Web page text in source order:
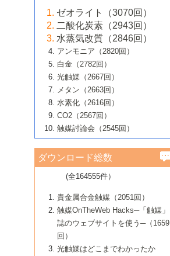
大学：オンライン・対面開催）
6号 メタン転換技術の最新動向
B号 第125回触媒討論会（2020年・工学
院大学）
5号 固体触媒による含窒素有機化合物変
換の最前線
6号 貴金属使用量低減に向けた自動車排
ガス浄化触媒の開発
B号 第123回触媒討論会（2019年・大阪
B号 第121回触媒討論会（2018年・東京
大学）
5号 水素のふるまいを解き明かす最先端
研究
6号 低級アルカンの有効利用のための触
媒技術
B号 第119回触媒討論会（2017年・首都
大学東京）
媒技術
3号 触媒研究の最先端～とびたて若き研究
者たち～（1）
4号 触媒研究の最先端～とびたて若き研究
者たち～（2）
5号 触媒研究の最先端～とびたて若き研究
者たち～（3）
6号 イオニクス材料と燃料電池・電解合成
の最新の研究動向
B号 第117回触媒討論会（2016年・大阪府
立大学）
2号 石油精製用触媒の最近の進展
3号 固体酸化物形燃料電池（SOFC）におけ
るアノード触媒上での燃料直接改質技術
4号 コアシェル構造の制御による触媒機能
5号 工業触媒およびその周辺技術の最近の
進歩
6号 ナノシート
B号 第115回触媒討論会（2015年・成蹊大
2号 光触媒反応機構に関する最新の研究動
向
開発動向
4号 人工光合成に向けた近年のアプローチ
5号 未利用熱エネルギーの有効活用に貢献
する触媒技術
6号 ポリオキソメタレート
B号 第113回触媒討論会（2014年・ロワジ
ールホテル豊橋）
1号 高耐久性燃料電池システム用触媒にお
ける新展開
2号 リビングラジカル重合の最近の動向
3号 天然ガスの化学工業的展開に関する触
媒技術
4号 貴金属触媒の精密構造制御とその活用
5号 バイオマス化成品製造のための固体触
6号 ナノ空間─吸着状態解析から新機能開拓
B号 第111回触媒討論会（2013年・関西大
▼54巻（2012年）
1号 規則性多孔体の利用技術における最近
の進歩
2号 第109回触媒討論会
3号 貴金属低減技術の最新動向
4号 貴金属代替技術の最新動向
5号 光触媒による物質変換反応の新展開
6号 グラフェン
7号 水素を利用する化成品合成の新潮流
▼53巻（2011年）
1号 金属学から見る合金触媒の新展開
2号 第107回触媒討論会
3号 触媒のその場観察法の進歩（１）
4号 触媒のその場観察法の進歩（２）
5号 不活性結合の触媒的活性化による有機
合成
6号 新しい固体酸触媒技術
7号 ゼオライト合成における最近の進歩
▼52巻（2010年）
1号 触媒の劣化対策と長寿命触媒開発
2号 第105回触媒討論会
3号 ナノ構造が拓く新機能
4号 活性サイトおよびその環境の精密な設
計による触媒の高機能化
5号 触媒を有効に使うための技術
7号 有機分子触媒による精密有機合成
8号 高機能化ポリオレフィンに向けた重合
触媒の最近の進展
1号 炭素材料－熱い注目を集める材料－
2号 第103回触媒討論会
3号 環境浄化用光触媒の現状と課題
4号 水素社会の実現に向けた水素製造・貯
蔵技術の進歩
5号 CO2が関わる触媒・材料
7号 持続可能社会実現のための触媒および
触媒関連技術
▼50巻（2008年）
1号 触媒化学と学会のこの10年，半世紀，
そして未来
2号 第101回触媒討論会
4号 錯体を利用したユニークな表面構造の
構築と機能
5号 若手会員による触媒研究の未来展望1：
企業編
6号 第102回触媒討論会
7号 触媒・化学反応における計算化学の進
▼49巻（2007年）
1号 含フッ素化合物の合成と触媒
2号 第99回触媒討論会
3号 実用的ファインケミカル合成プロセス
を実現する触媒
5号 こんな物質，あんな物質―新たな触媒
の可能性―
7号 『結晶の化学』を活かした触媒研究
▼48巻（2006年）
1号 固体酸触媒の最近の進歩
2号 第97回触媒討論会
3号 リビング重合触媒の最近の展開
5号 水素製造・貯蔵のための触媒技術の新
しい展開
6号 第98回触媒討論会
7号 基礎化学品製造の触媒技術
1号 最近の触媒担体とその効果
2号 第95回触媒討論会
4号 水分解用光触媒材料
5号 時間分解分光の進歩と応用
6号 第96回触媒討論会
▼46巻（2004年）
1号 部分酸化反応触媒の最前線
2号 第93回触媒討論会
3号 特殊エネルギー場の触媒反応
4号 生体内における金属の触媒作用
5号 ファインケミカルズの展開に寄与する
▼45巻（2003年）
1号 なぜこの触媒が良いのか？
2号 第91回触媒討論会
3号 最近の自動車排ガス処理技術
4号 触媒研究の現状と将来─第90回触媒討論
▼44巻（2002年）
1号 高次制御された触媒の化学
2号 第89回触媒討論会
3号 触媒を利用した電気化学の新展開
▼43巻（2001年）
1号 グリーンケミストリーと触媒
2号 第87回触媒討論会特集号
▼42巻（2000年）
1号 触媒反応工学の明日を拓く
▼41巻（1999年）
ゼオライト（3070回）
二酸化炭素（2943回）
水蒸気改質（2846回）
アンモニア（2820回）
白金（2782回）
光触媒（2667回）
メタン（2663回）
水素化（2616回）
CO2（2567回）
触媒討論会（2545回）
ダウンロード総数
(全164555件）
貴金属合金触媒（2051回）
触媒OnTheWeb Hacks─「触媒」
誌のウェブサイトを使う─（1659
回）
光触媒はどこまでわかったか